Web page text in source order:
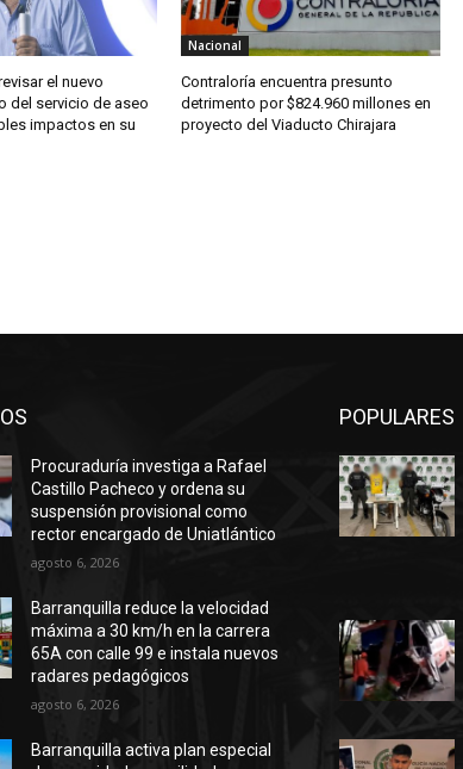
el nuevo
del servicio de aseo
impactos en su
Nacional
Contraloría encuentra presunto
detrimento por $824.960 millones en
proyecto del Viaducto Chirajara
Procuraduría investiga a Rafael
Castillo Pacheco y ordena su
suspensión provisional como
rector encargado de Uniatlántico
agosto 6, 2026
Barranquilla reduce la velocidad
máxima a 30 km/h en la carrera
65A con calle 99 e instala nuevos
radares pedagógicos
agosto 6, 2026
Barranquilla activa plan especial
POPULARES